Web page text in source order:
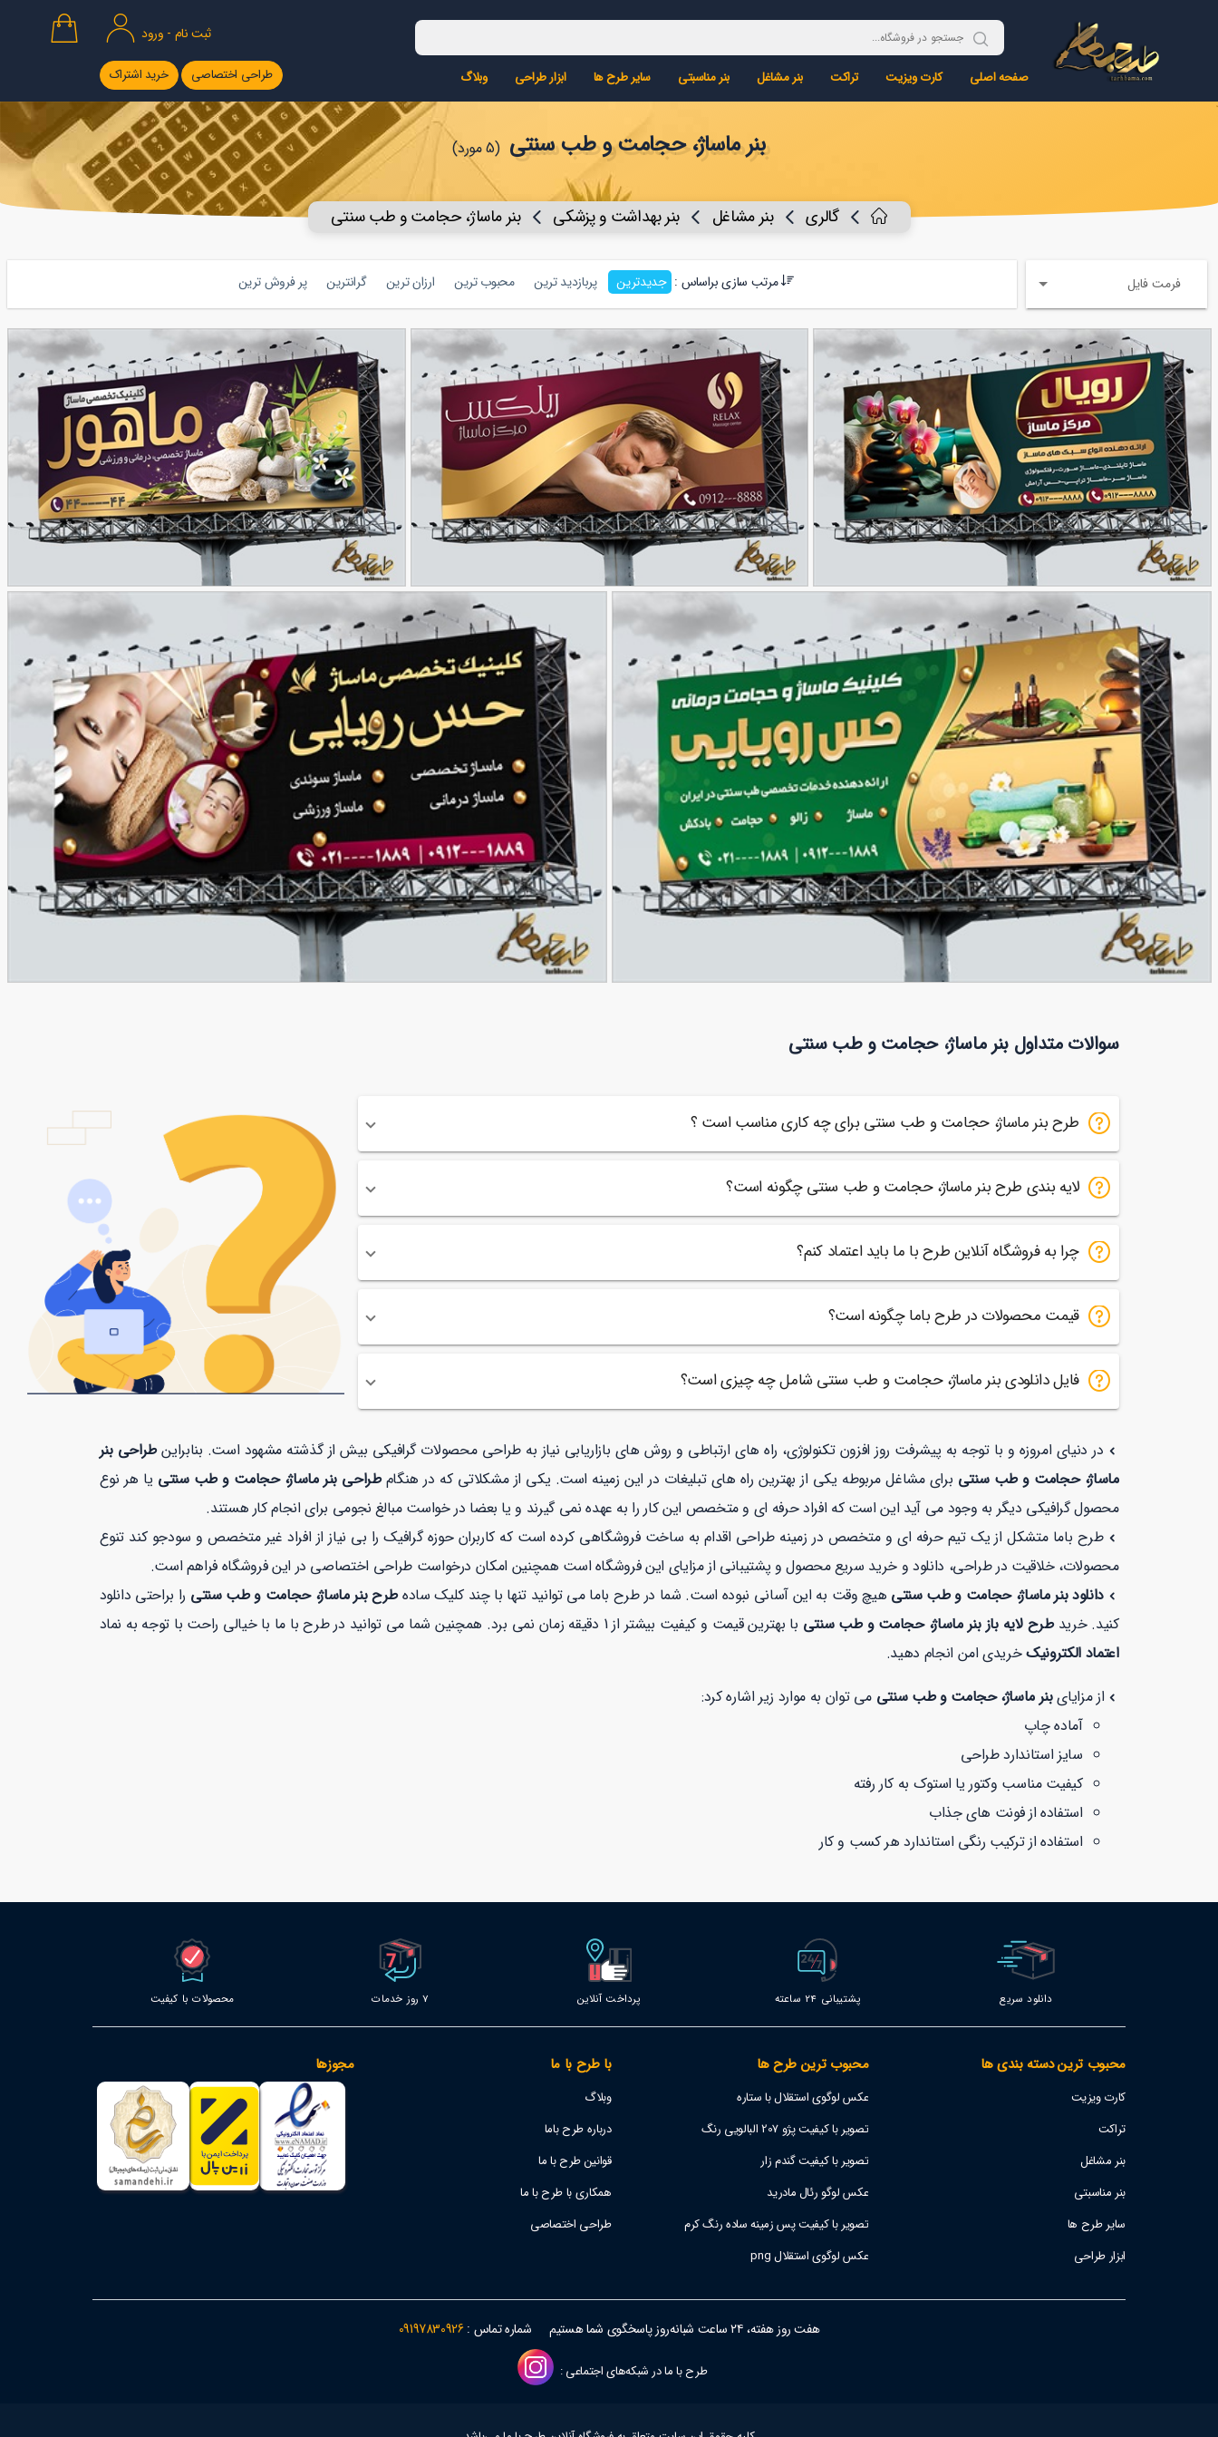
ثبت نام - ورود
صفحه اصلی کارت ویزیت تراکت بنر مشاغل بنر مناسبتی سایر طرح ها ابزار طراحی وبلاگ طراحی اختصاصی خرید اشتراک
بنر ماساژ، حجامت و طب سنتی (5 مورد)
گالری بنر مشاغل بنر بهداشت و پزشکی بنر ماساژ، حجامت و طب سنتی
فرمت فایل مرتب سازی براساس : جدیدترین پربازدید ترین محبوب ترین ارزان ترین گرانترین پر فروش ترین
طرج بنر مرکز ماساژ
78
طرح بنر ماساژ درمانی تومان
90,000
80
طرح بنر کلینیک ماساژ
سوالات متداول بنر ماساژ، حجامت و طب سنتی
طرح بنر ماساژ، حجامت و طب سنتی برای چه کاری مناسب است ؟
لایه بندی طرح بنر ماساژ، حجامت و طب سنتی چگونه است؟
چرا به فروشگاه آنلاین طرح با ما باید اعتماد کنم؟
قیمت محصولات در طرح باما چگونه است؟
فایل دانلودی بنر ماساژ، حجامت و طب سنتی شامل چه چیزی است؟
در دنیای امروزه و با توجه به پیشرفت روز افزون تکنولوژی، راه های ارتباطی و روش های بازاریابی نیاز به طراحی محصولات گرافیکی بیش از گذشته مشهود است. بنابراینطراحی بنر
ماساژ، حجامت و طب سنتی برای مشاغل مربوطه یکی از بهترین راه های تبلیغات در این زمینه است. یکی از مشکلاتی که در هنگامطراحی بنر ماساژ، حجامت و طب سنتی یا هر نوع
محصول گرافیکی دیگر به وجود می آید این است که افراد حرفه ای و متخصص این کار را به عهده نمی گیرند و یا بعضا در خواست مبالغ نجومی برای انجام کار هستند.
طرح باما متشکل از یک تیم حرفه ای و متخصص در زمینه طراحی اقدام به ساخت فروشگاهی کرده است که کاربران حوزه گرافیک را بی نیاز از افراد غیر متخصص و سودجو کند تنوع
محصولات، خلاقیت در طراحی، دانلود و خرید سریع محصول و پشتیبانی از مزایای این فروشگاه است همچنین امکان درخواست طراحی اختصاصی در این فروشگاه فراهم است.
دانلود بنر ماساژ، حجامت و طب سنتی هیچ وقت به این آسانی نبوده است. شما در طرح باما می توانید تنها با چند کلیک سادهطرح بنر ماساژ، حجامت و طب سنتی را براحتی دانلود
کنید. خریدطرح لایه باز بنر ماساژ، حجامت و طب سنتی با بهترین قیمت و کیفیت بیشتر از 1 دقیقه زمان نمی برد. همچنین شما می توانید در طرح با ما با خیالی راحت با توجه به نماد
اعتماد الکترونیکخریدی امن انجام دهید.
از مزایایبنر ماساژ، حجامت و طب سنتی می توان به موارد زیر اشاره کرد:
آماده چاپ
سایز استاندارد طراحی
کیفیت مناسب وکتور یا استوک به کار رفته
استفاده از فونت های جذاب
استفاده از ترکیب رنگی استاندارد هر کسب و کار
دانلود سریع پشتیبانی 24 ساعته پرداخت آنلاین 7 روز خدمات محصولات با کیفیت
محبوب ترین دسته بندی ها
کارت ویزیت
تراکت
بنر مشاغل
بنر مناسبتی
سایر طرح ها
ابزار طراحی
محبوب ترین طرح ها
عکس لوگوی استقلال با ستاره
تصویر با کیفیت پژو 207 البالویی رنگ
تصویر با کیفیت گندم زار
عکس لوگو رئال مادرید
تصویر با کیفیت پس زمینه ساده رنگ کرم
عکس لوگوی استقلال png
با طرح با ما
وبلاگ
درباره طرح باما
قوانین طرح با ما
همکاری با طرح با ما
طراحی اختصاصی
مجوزها
هفت روز هفته، ۲۴ ساعت شبانه‌روز پاسخگوی شما هستیم شماره تماس :09197830926
طرح با ما در شبکه‌های اجتماعی :